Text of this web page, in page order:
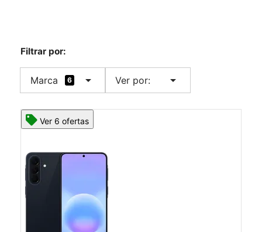
Filtrar por:
Marca 6 arrow_drop_down Ver por: arrow_drop_down
Ver 6 ofertas